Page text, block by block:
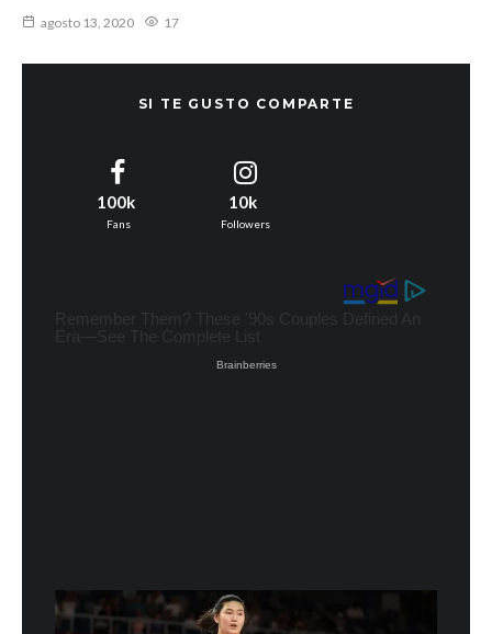
agosto 13, 2020 17
SI TE GUSTO COMPARTE
100k
Fans
10k
Followers